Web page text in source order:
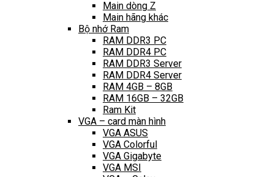
Main dòng Z
Main hãng khác
Bộ nhớ Ram
RAM DDR3 PC
RAM DDR4 PC
RAM DDR3 Server
RAM DDR4 Server
RAM 4GB – 8GB
RAM 16GB – 32GB
Ram Kit
VGA – card màn hình
VGA ASUS
VGA Colorful
VGA Gigabyte
VGA MSI